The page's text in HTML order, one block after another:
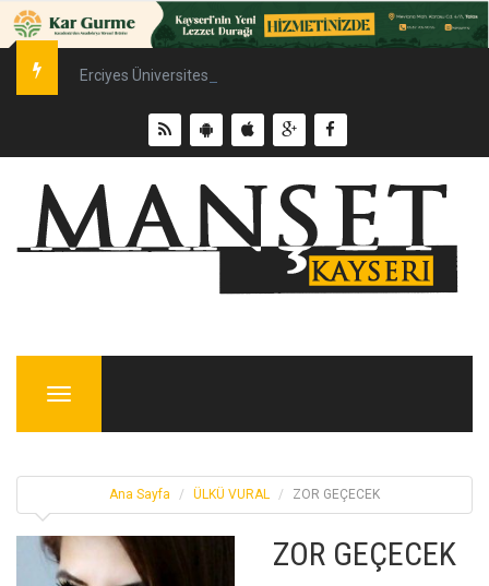
Erciyes Üniversitesi’nde Sürdürülebilir Enerji Hamlesi
Menu
Ana Sayfa ÜLKÜ VURAL ZOR GEÇECEK
ZOR GEÇECEK